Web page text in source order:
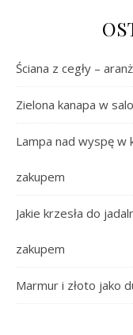
Ściana z cegły –
Zielona kanapa w
Lampa nad wyspę w
zakupem
Jakie krzesła do
zakupem
Marmur i złoto jako